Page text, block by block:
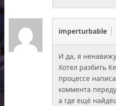
imperturbable
И да, я
Хотел разбить
процессе
коммента
а где ещё